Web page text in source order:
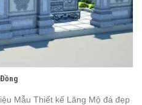
Mẫu Thiết kế Lăng Mộ đá đẹp